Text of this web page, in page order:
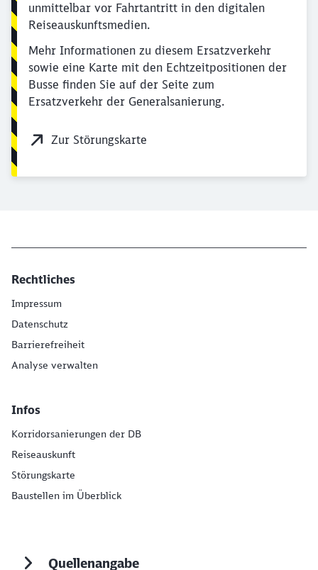
unmittelbar vor Fahrtantritt in den digitalen
Reiseauskunftsmedien.
Mehr Informationen zu diesem Ersatzverkehr
sowie eine Karte mit den Echtzeitpositionen der
Busse finden Sie auf der Seite zum
Ersatzverkehr der Generalsanierung.
Zur Störungskarte
Rechtliches
Impressum
Datenschutz
Barrierefreiheit
Analyse verwalten
Infos
Korridorsanierungen der DB
Reiseauskunft
Störungskarte
Baustellen im Überblick
Quellenangabe